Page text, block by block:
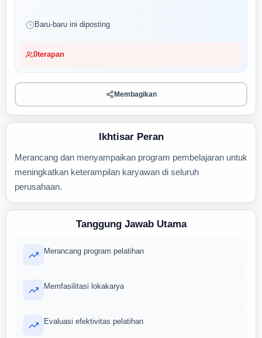
Baru-baru ini diposting
0terapan
Membagikan
Ikhtisar Peran
Merancang dan menyampaikan program pembelajaran untuk
meningkatkan keterampilan karyawan di seluruh
perusahaan.
Tanggung Jawab Utama
Merancang program pelatihan
Memfasilitasi lokakarya
Evaluasi efektivitas pelatihan